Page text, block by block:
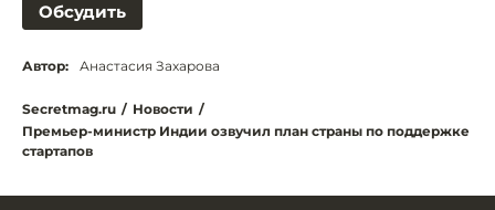
Обсудить
Автор: Анастасия Захарова
Secretmag.ru / Новости /
Премьер-министр Индии озвучил план страны по поддержке
стартапов